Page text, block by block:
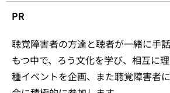
PR
聴覚障害者の方達と聴者が一緒に手
もつ中で、ろう文化を学び、相互に
種イベントを企画、また聴覚障害者